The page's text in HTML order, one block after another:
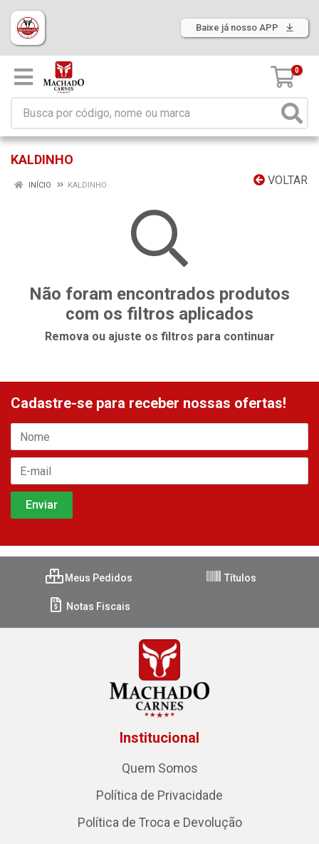
Baixe já nosso APP
0
KALDINHO
VOLTAR
INÍCIO KALDINHO
Não foram encontrados produtos
com os filtros aplicados
Remova ou ajuste os filtros para continuar
Cadastre-se para receber nossas ofertas!
Meus Pedidos Títulos
Notas Fiscais
Institucional
Quem Somos
Política de Privacidade
Política de Troca e Devolução